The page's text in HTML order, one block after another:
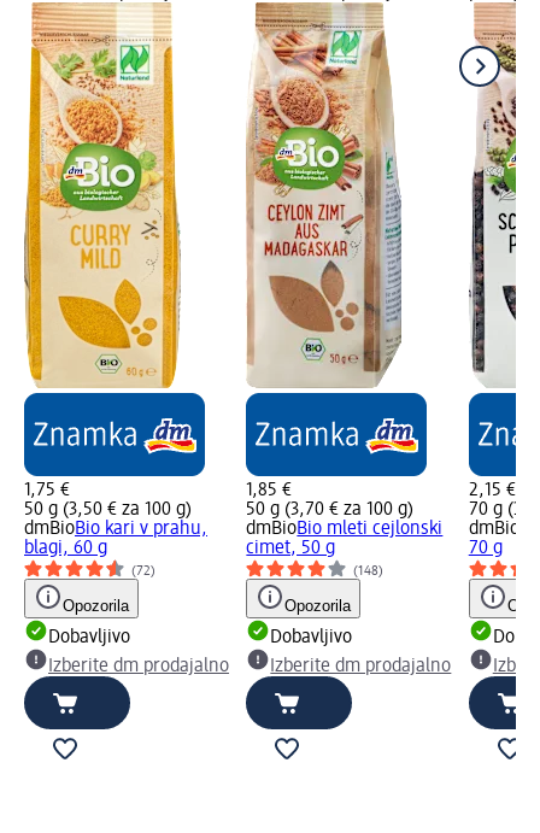
1,75 €
50 g (3,50 € za 100 g)
dmBioBio kari v prahu,
blagi, 60 g
(72)
Opozorila
Dobavljivo
Izberite dm prodajalno
1,85 €
50 g (3,70 € za 100 g)
dmBioBio mleti cejlonski
cimet, 50 g
(148)
Opozorila
Dobavljivo
Izberite dm prodajalno
2,15 €
70 g
dmBio
70 g